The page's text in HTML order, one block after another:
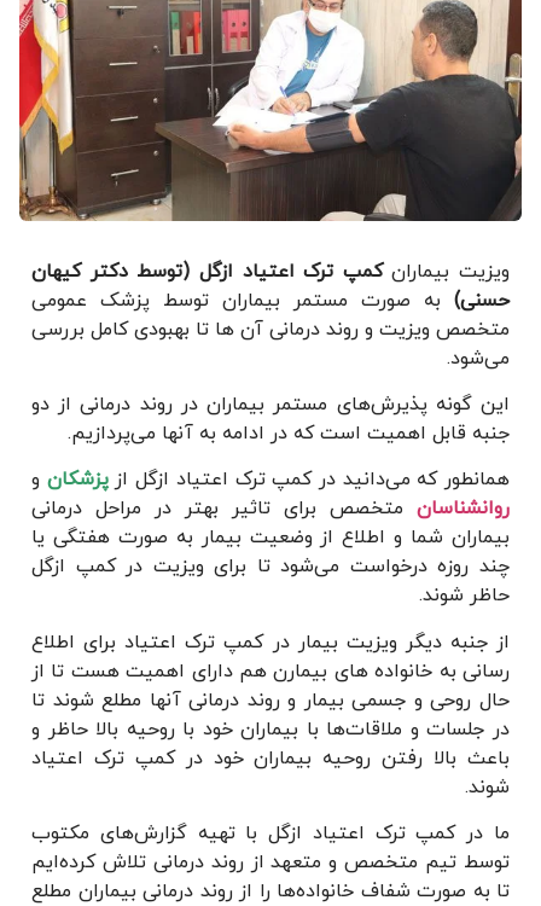
بیمارانکمپ ترک اعتیاد ازگل (توسط دکتر کیهان
به صورت مستمر بیماران توسط پزشک عمومی
ویزیت و روند درمانی آن ها تا بهبودی کامل بررسی
گونه پذیرش‌های مستمر بیماران در روند درمانی از دو
قابل اهمیت است که در ادامه به آنها می‌پردازیم.
که می‌دانید در کمپ ترک اعتیاد ازگل ازپزشکانو
متخصص برای تاثیر بهتر در مراحل درمانی
شما و اطلاع از وضعیت بیمار به صورت هفتگی یا
روزه درخواست می‌شود تا برای ویزیت در کمپ ازگل
شوند.
جنبه دیگر ویزیت بیمار در کمپ ترک اعتیاد برای اطلاع
به خانواده های بیمارن هم دارای اهمیت هست تا از
روحی و جسمی بیمار و روند درمانی آنها مطلع شوند تا
جلسات و ملاقات‌ها با بیماران خود با روحیه بالا حاظر و
بالا رفتن روحیه بیماران خود در کمپ ترک اعتیاد
در کمپ ترک اعتیاد ازگل با تهیه گزارش‌های مکتوب
تیم متخصص و متعهد از روند درمانی تلاش کرده‌ایم
به صورت شفاف خانواده‌ها را از روند درمانی بیماران مطلع